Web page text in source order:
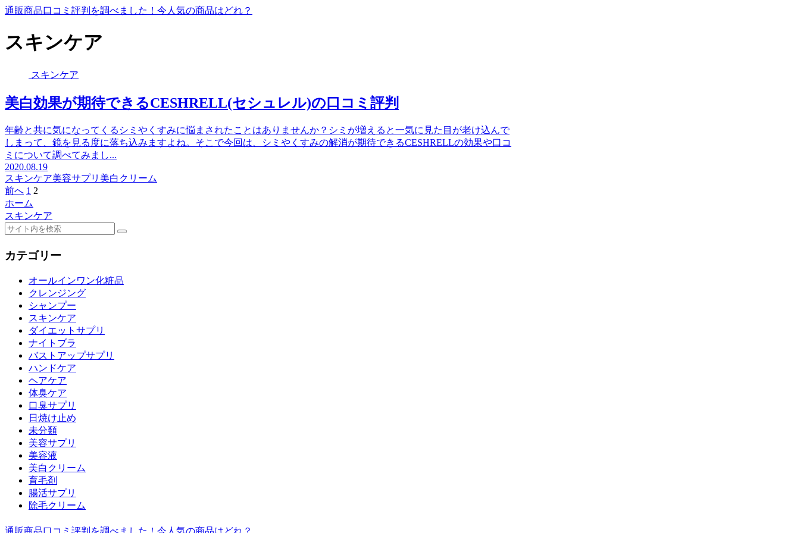
通販商品口コミ評判を調べました！今人気の商品はどれ？
スキンケア
スキンケア
美白効果が期待できるCESHRELL(セシュレル)の口コミ評判
年齢と共に気になってくるシミやくすみに悩まされたことはありませんか？シミが増えると一気に見た目が老け込んで
しまって、鏡を見る度に落ち込みますよね。そこで今回は、シミやくすみの解消が期待できるCESHRELLの効果や口コ
ミについて調べてみまし...
2020.08.19
スキンケア美容サプリ 美白クリーム
前へ 1 2
ホーム
スキンケア
カテゴリー
オールインワン化粧品
クレンジング
シャンプー
スキンケア
ダイエットサプリ
ナイトブラ
バストアップサプリ
ハンドケア
ヘアケア
体臭ケア
口臭サプリ
日焼け止め
未分類
美容サプリ
美容液
美白クリーム
育毛剤
腸活サプリ
除毛クリーム